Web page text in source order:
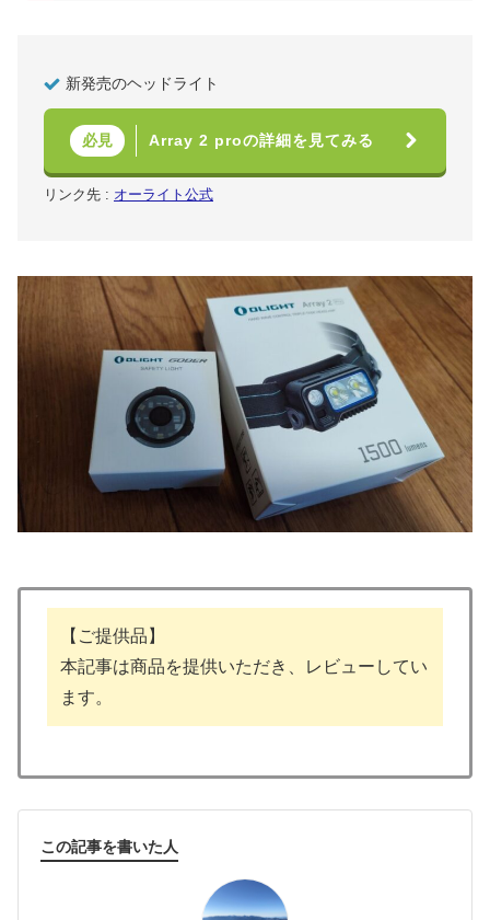
新発売のヘッドライト
必見 Array 2 proの詳細を見てみる
リンク先 : オーライト公式
【ご提供品】
本記事は商品を提供いただき、レビューしてい
ます。
この記事を書いた人